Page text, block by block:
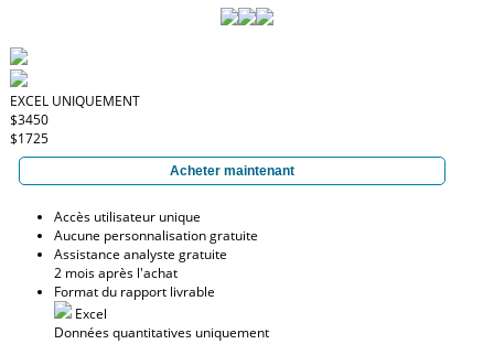
EXCEL UNIQUEMENT
$3450
$1725
Acheter maintenant
Accès utilisateur unique
Aucune personnalisation gratuite
Assistance analyste gratuite
2 mois après l'achat
Format du rapport livrable
Excel
Données quantitatives uniquement